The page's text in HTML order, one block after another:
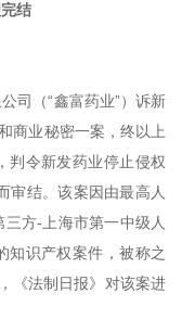
结
司（“鑫富药业”）诉新
商业秘密一案，终以上
判令新发药业停止侵权
审结。该案因由最高人
方-上海市第一中级人
知识产权案件，被称之
《法制日报》对该案进